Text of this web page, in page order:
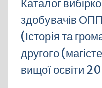
Каталог
здобувачів
(Історія та
другого
вищої освіти